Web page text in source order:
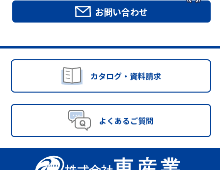
お問い合わせ
カタログ・資料請求
よくあるご質問